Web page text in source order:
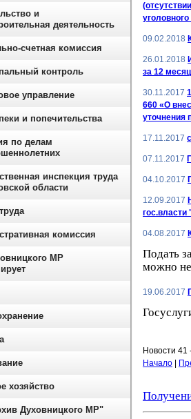
09.02.2018
26.01.2018
за 12
30.11.2017
660 «О
уточнения
17.11.2017
07.11.2017
04.10.2017
12.09.2017
04.08.2017
Подать
можно не
19.06.2017
Новости 41
Начало |
и
деятельность
счетная комиссия
контроль
управление
и попечительства
по делам
инспекция труда
области
комиссия
МР
хозяйство
Духовницкого МР"